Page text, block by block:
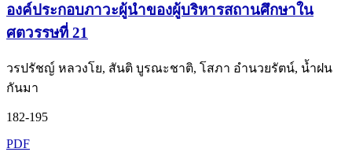
องค์ประกอบภาวะผู้นำของผู้บริหารสถานศึกษาใน
ศตวรรษที่ 21
วรปรัชญ์ หลวงโย, สันติ บูรณะชาติ, โสภา อำนวยรัตน์, น้ำฝน
กันมา
182-195
PDF